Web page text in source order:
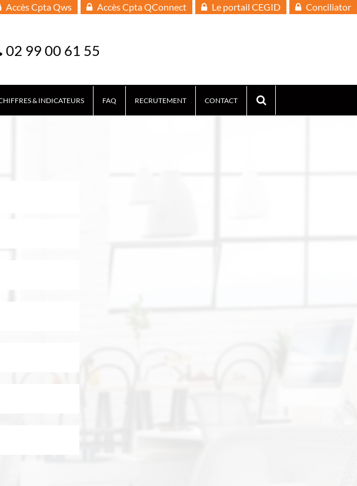
Accès Cpta Qws Accès Cpta QConnect Le portail CEGID Conciliator
02 99 00 61 55
& INDICATEURS FAQ RECRUTEMENT CONTACT